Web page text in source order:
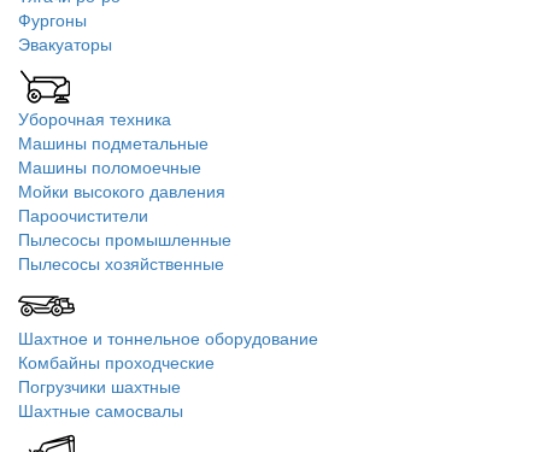
Фургоны
Эвакуаторы
Уборочная техника
Машины подметальные
Машины поломоечные
Мойки высокого давления
Пароочистители
Пылесосы промышленные
Пылесосы хозяйственные
Шахтное и тоннельное оборудование
Комбайны проходческие
Погрузчики шахтные
Шахтные самосвалы